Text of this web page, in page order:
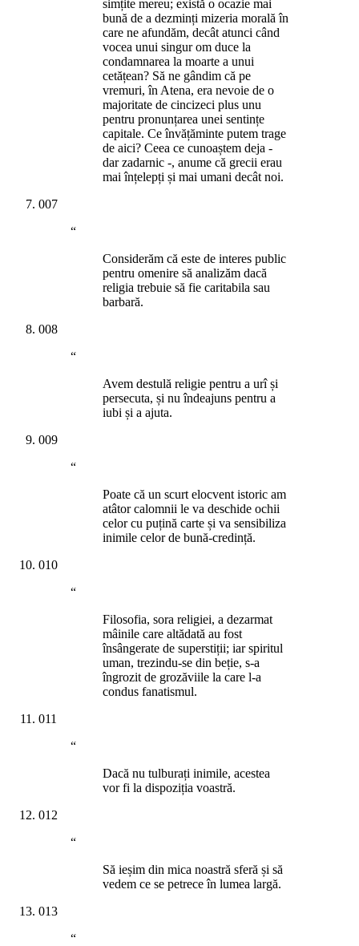
simțite mereu; există o ocazie mai
bună de a dezminți mizeria morală în
care ne afundăm, decât atunci când
vocea unui singur om duce la
condamnarea la moarte a unui
cetățean? Să ne gândim că pe
vremuri, în Atena, era nevoie de o
majoritate de cincizeci plus unu
pentru pronunțarea unei sentințe
capitale. Ce învățăminte putem trage
de aici? Ceea ce cunoaștem deja -
dar zadarnic -, anume că grecii erau
mai înțelepți și mai umani decât noi.
007
“
Considerăm că este de interes public
pentru omenire să analizăm dacă
religia trebuie să fie caritabila sau
barbară.
008
“
Avem destulă religie pentru a urî și
persecuta, și nu îndeajuns pentru a
iubi și a ajuta.
009
“
Poate că un scurt elocvent istoric am
atâtor calomnii le va deschide ochii
celor cu puțină carte și va sensibiliza
inimile celor de bună-credință.
010
“
Filosofia, sora religiei, a dezarmat
mâinile care altădată au fost
însângerate de superstiții; iar spiritul
uman, trezindu-se din beție, s-a
îngrozit de grozăviile la care l-a
condus fanatismul.
011
“
Dacă nu tulburați inimile, acestea
vor fi la dispoziția voastră.
012
“
Să ieșim din mica noastră sferă și să
vedem ce se petrece în lumea largă.
013
“